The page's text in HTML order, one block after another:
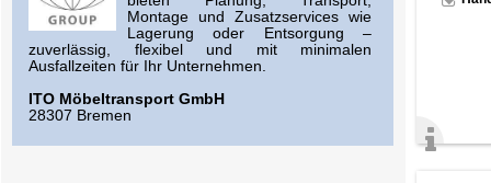
Montage und Zusatzservices wie
Lagerung oder Entsorgung –
zuverlässig, flexibel und mit minimalen
Ausfallzeiten für Ihr Unternehmen.
ITO Möbeltransport GmbH
28307 Bremen